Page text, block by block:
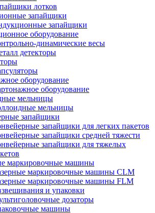
лотков
запайщики
запайщики
оборудование
динамические весы
детекторы
оборудование
оборудование
мельницы
мельницы
запайщики
запайщики для легких пакетов
запайщики средней тяжести
запайщики для тяжелых
маркировочные машины
маркировочные машины CLM
маркировочные машины FLM
и упаковки
дозаторы
машины